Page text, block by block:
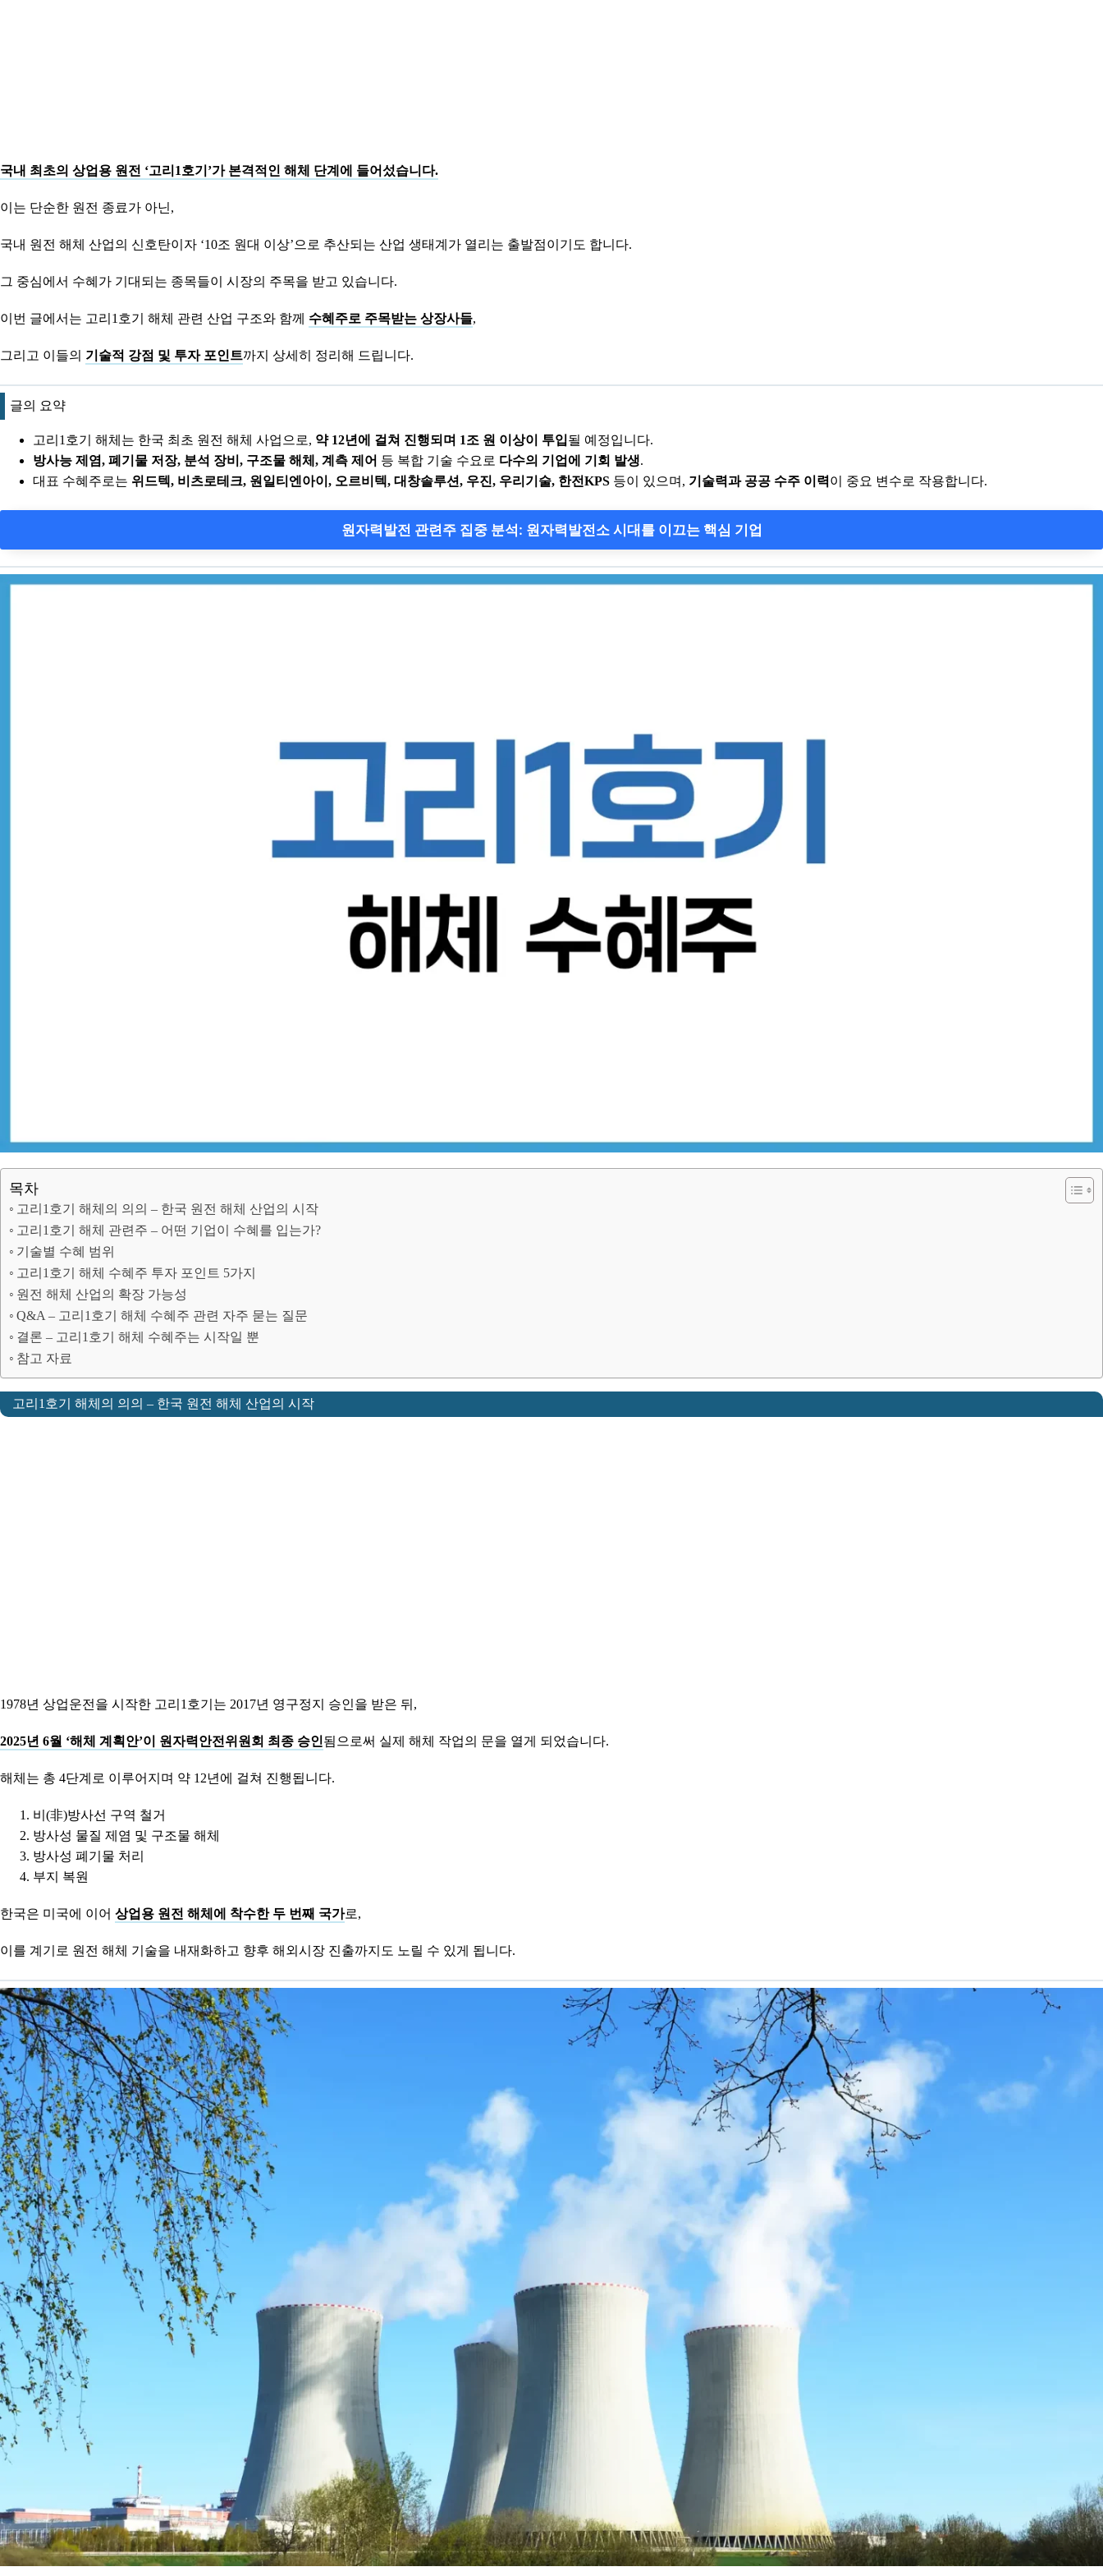
국내 최초의 상업용 원전 ‘고리1호기’가 본격적인 해체 단계에 들어섰습니다.
이는 단순한 원전 종료가 아닌,
국내 원전 해체 산업의 신호탄이자 ‘10조 원대 이상’으로 추산되는 산업 생태계가 열리는 출발점이기도 합니다.
그 중심에서 수혜가 기대되는 종목들이 시장의 주목을 받고 있습니다.
이번 글에서는 고리1호기 해체 관련 산업 구조와 함께 수혜주로 주목받는 상장사들,
그리고 이들의 기술적 강점 및 투자 포인트까지 상세히 정리해 드립니다.
글의 요약
고리1호기 해체는 한국 최초 원전 해체 사업으로, 약 12년에 걸쳐 진행되며 1조 원 이상이 투입될 예정입니다.
방사능 제염, 폐기물 저장, 분석 장비, 구조물 해체, 계측 제어 등 복합 기술 수요로 다수의 기업에 기회 발생.
대표 수혜주로는 위드텍, 비츠로테크, 원일티엔아이, 오르비텍, 대창솔루션, 우진, 우리기술, 한전KPS 등이 있으며, 기술력과 공공 수주 이력이 중요 변수로 작용합니다.
원자력발전 관련주 집중 분석: 원자력발전소 시대를 이끄는 핵심 기업
목차
고리1호기 해체의 의의 – 한국 원전 해체 산업의 시작
고리1호기 해체 관련주 – 어떤 기업이 수혜를 입는가?
기술별 수혜 범위
고리1호기 해체 수혜주 투자 포인트 5가지
원전 해체 산업의 확장 가능성
Q&A – 고리1호기 해체 수혜주 관련 자주 묻는 질문
결론 – 고리1호기 해체 수혜주는 시작일 뿐
참고 자료
고리1호기 해체의 의의 – 한국 원전 해체 산업의 시작
1978년 상업운전을 시작한 고리1호기는 2017년 영구정지 승인을 받은 뒤,
2025년 6월 ‘해체 계획안’이 원자력안전위원회 최종 승인됨으로써 실제 해체 작업의 문을 열게 되었습니다.
해체는 총 4단계로 이루어지며 약 12년에 걸쳐 진행됩니다.
비(非)방사선 구역 철거
방사성 물질 제염 및 구조물 해체
방사성 폐기물 처리
부지 복원
한국은 미국에 이어 상업용 원전 해체에 착수한 두 번째 국가로,
이를 계기로 원전 해체 기술을 내재화하고 향후 해외시장 진출까지도 노릴 수 있게 됩니다.